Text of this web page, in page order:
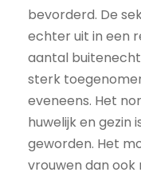
bevorderd. De
echter uit in een
aantal
sterk
eveneens. Het
huwelijk en gezin
geworden. Het
vrouwen dan ook